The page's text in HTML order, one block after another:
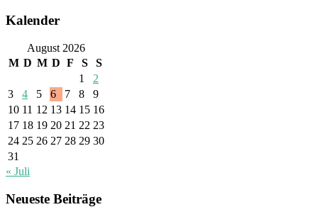
Kalender
August 2026
M D M D F S
S
1
2
3
4 5 6 7 8
9
10 11 12 13 14 15 16
17 18 19 20 21 22 23
24 25 26 27 28 29 30
31
« Juli
Neueste Beiträge